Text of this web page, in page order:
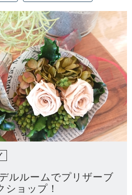
ルルームでプリザーブ
ショップ！